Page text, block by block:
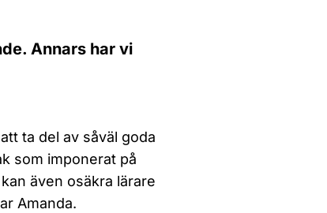
Annars har vi
ta del av såväl goda
som imponerat på
även osäkra lärare
Amanda.